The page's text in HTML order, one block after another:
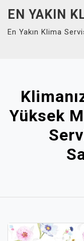
content
EN YAKIN
En Yakın Klima
Yüksek